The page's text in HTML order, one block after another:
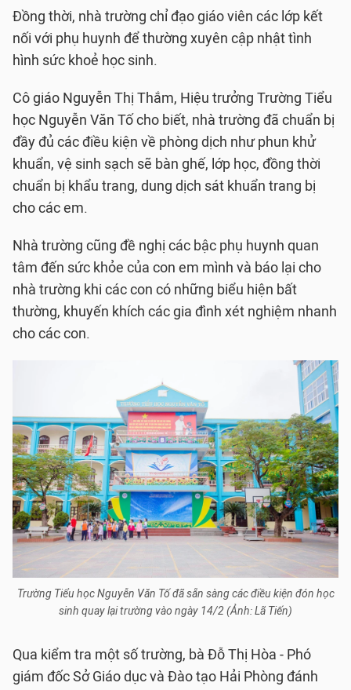
Đồng thời, nhà trường chỉ đạo giáo viên các lớp kết
nối với phụ huynh để thường xuyên cập nhật tình
hình sức khoẻ học sinh.
Cô giáo Nguyễn Thị Thắm, Hiệu trưởng Trường Tiểu
học Nguyễn Văn Tố cho biết, nhà trường đã chuẩn bị
đầy đủ các điều kiện về phòng dịch như phun khử
khuẩn, vệ sinh sạch sẽ bàn ghế, lớp học, đồng thời
chuẩn bị khẩu trang, dung dịch sát khuẩn trang bị
cho các em.
Nhà trường cũng đề nghị các bậc phụ huynh quan
tâm đến sức khỏe của con em mình và báo lại cho
nhà trường khi các con có những biểu hiện bất
thường, khuyến khích các gia đình xét nghiệm nhanh
cho các con.
Trường Tiểu học Nguyễn Văn Tố đã sẵn sàng các điều kiện đón học
sinh quay lại trường vào ngày 14/2 (Ảnh: Lã Tiến)
Qua kiểm tra một số trường, bà Đỗ Thị Hòa - Phó
giám đốc Sở Giáo dục và Đào tạo Hải Phòng đánh